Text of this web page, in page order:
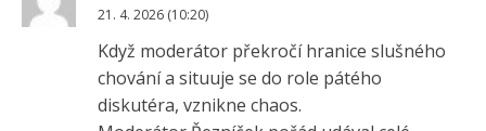
21. 4. 2026 (10:20)
Když moderátor překročí hranice slušného
chování a situuje se do role pátého
diskutéra, vznikne chaos.